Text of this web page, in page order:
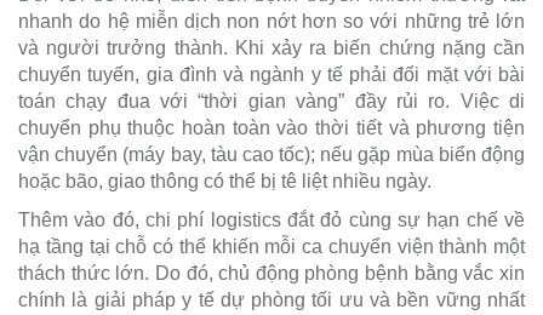
nhanh do hệ miễn dịch non nớt hơn so với những trẻ lớn
và người trưởng thành. Khi xảy ra biến chứng nặng cần
chuyển tuyến, gia đình và ngành y tế phải đối mặt với bài
toán chạy đua với “thời gian vàng” đầy rủi ro. Việc di
chuyển phụ thuộc hoàn toàn vào thời tiết và phương tiện
vận chuyển (máy bay, tàu cao tốc); nếu gặp mùa biển động
hoặc bão, giao thông có thể bị tê liệt nhiều ngày.
Thêm vào đó, chi phí logistics đắt đỏ cùng sự hạn chế về
hạ tầng tại chỗ có thể khiến mỗi ca chuyển viện thành một
thách thức lớn. Do đó, chủ động phòng bệnh bằng vắc xin
chính là giải pháp y tế dự phòng tối ưu và bền vững nhất